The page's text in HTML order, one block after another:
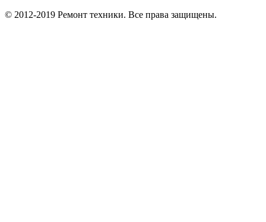
© 2012-2019 Ремонт техники. Все права защищены.